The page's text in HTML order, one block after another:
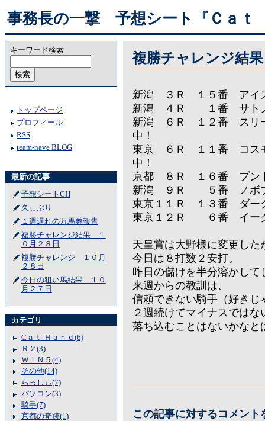
事務長の一撃 予想シート『Ｃａｔ
キーワード検索
トップページ
プロフィール
RSS
team-nave BLOG
最新の記事
予想シートCH
久しぶり
１週遅れの万馬券報告
複勝チャレンジ結果 １
０月２８日
複勝チャレンジ １０月
２８日
今日の狙い馬結果 １０
月２７日
カテゴリ
Cａｔ Ｈａｎｄ(6)
Ｒ２(3)
ＷＩＮ５(4)
その他(14)
らっしぃ(7)
パソコン(3)
騎手(7)
京都の奇跡(1)
複勝チャレンジ結
新潟 ３Ｒ １５番 ア
新潟 ４Ｒ １番 サ
新潟 ６Ｒ １２番 ス
中！
東京 ６Ｒ １１番 コス
中！
京都 ８Ｒ １６番
新潟 ９Ｒ ５番 ノ
東京１１Ｒ １３番
東京１２Ｒ ６番
天皇賞は大野様に変更した
今日は８打数２安打。
昨日の儲けを半分溶かして
来週からの教訓は、
信頼できない騎手（好き
２週続けてマイナスではな
落ち込むことはないかなと
この記事に対するコメント